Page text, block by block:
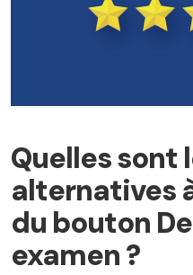
Quelles sont
alternatives
du bouton
examen ?